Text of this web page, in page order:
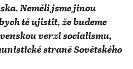
Neměli jsme jinou
tě ujistit, že budeme
verzi socialismu,
straně Sovětského